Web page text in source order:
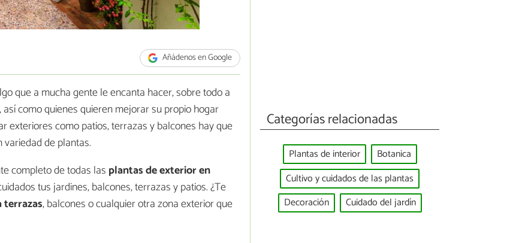
Añádenos en Google
que a mucha gente le encanta hacer, sobre todo a
como quienes quieren mejorar su propio hogar
exteriores como patios, terrazas y balcones hay que
de plantas.
completo de todas las plantas de exterior en
tus jardines, balcones, terrazas y patios. ¿Te
terrazas, balcones o cualquier otra zona exterior que
Categorías relacionadas
Plantas de interior
Botanica
Cultivo y cuidados de las plantas
Decoración
Cuidado del jardín